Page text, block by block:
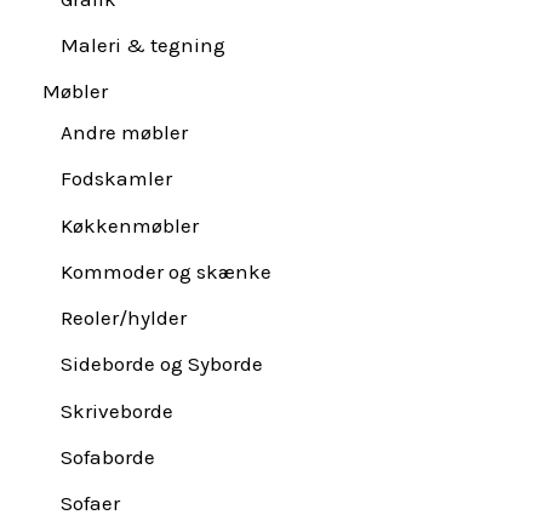
Maleri & tegning
Møbler
Andre møbler
Fodskamler
Køkkenmøbler
Kommoder og skænke
Reoler/hylder
Sideborde og Syborde
Skriveborde
Sofaborde
Sofaer